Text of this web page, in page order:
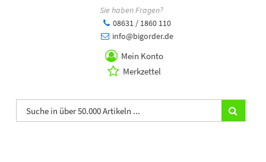
Sie haben Fragen?
08631 / 1860 110
info@bigorder.de
Mein Konto
Merkzettel